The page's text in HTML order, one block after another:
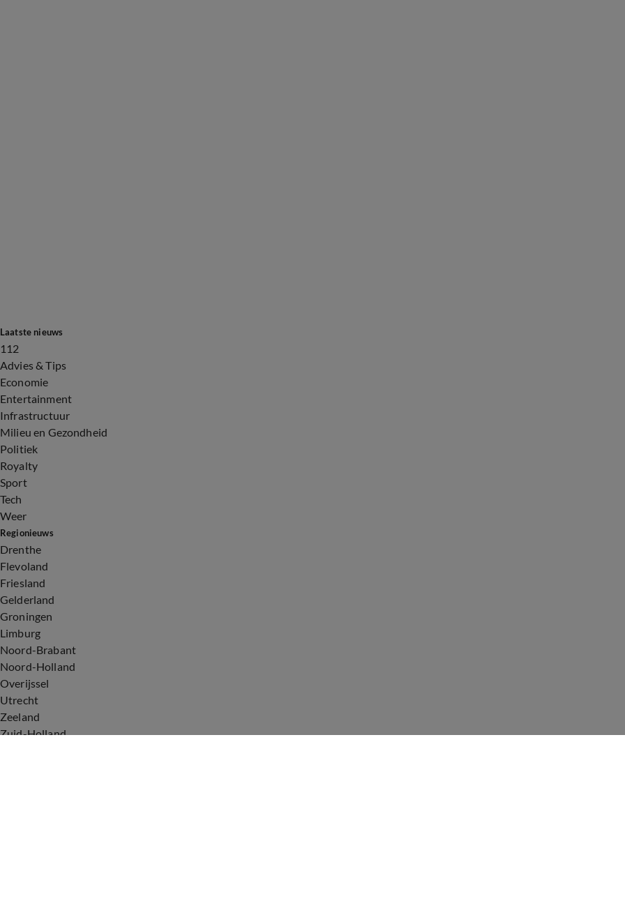
Laatste nieuws
112
Advies & Tips
Economie
Entertainment
Infrastructuur
Milieu en Gezondheid
Politiek
Royalty
Sport
Tech
Weer
Regionieuws
Drenthe
Flevoland
Friesland
Gelderland
Groningen
Limburg
Noord-Brabant
Noord-Holland
Overijssel
Utrecht
Zeeland
Zuid-Holland